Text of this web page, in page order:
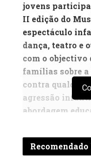
jovens
II edição do
espectáculo
dança, teatro e
com o objectivo
famílias sobre
contra qualquer
agressão
abordagem
lugar no Zap
crianças,
Recomendado